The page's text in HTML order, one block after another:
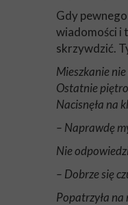
Gdy
wiadomości i
skrzywdzić.
Mieszkanie
Ostatnie piętro
Nacisnęła na
– Naprawdę
Nie
– Dobrze się
Popatrzyła na